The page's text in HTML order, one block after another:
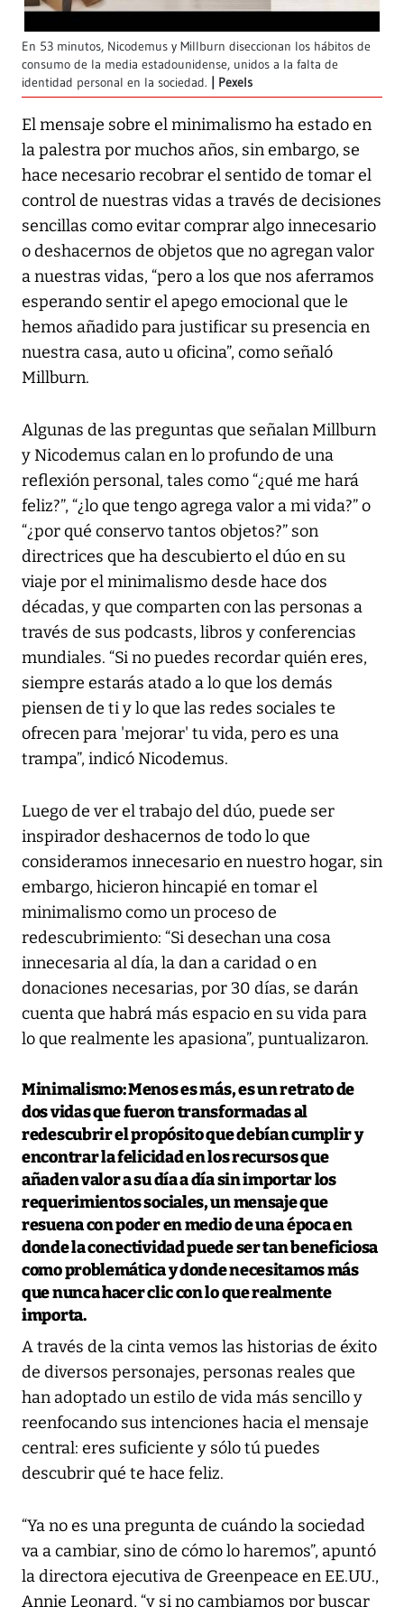
En 53 minutos, Nicodemus y Millburn diseccionan los hábitos de
consumo de la media estadounidense, unidos a la falta de
identidad personal en la sociedad.
Pexels
El mensaje sobre el minimalismo ha estado en
la palestra por muchos años, sin embargo, se
hace necesario recobrar el sentido de tomar el
control de nuestras vidas a través de decisiones
sencillas como evitar comprar algo innecesario
o deshacernos de objetos que no agregan valor
a nuestras vidas, “pero a los que nos aferramos
esperando sentir el apego emocional que le
hemos añadido para justificar su presencia en
nuestra casa, auto u oficina”, como señaló
Millburn.
Algunas de las preguntas que señalan Millburn
y Nicodemus calan en lo profundo de una
reflexión personal, tales como “¿qué me hará
feliz?”, “¿lo que tengo agrega valor a mi vida?” o
“¿por qué conservo tantos objetos?” son
directrices que ha descubierto el dúo en su
viaje por el minimalismo desde hace dos
décadas, y que comparten con las personas a
través de sus podcasts, libros y conferencias
mundiales. “Si no puedes recordar quién eres,
siempre estarás atado a lo que los demás
piensen de ti y lo que las redes sociales te
ofrecen para 'mejorar' tu vida, pero es una
trampa”, indicó Nicodemus.
Luego de ver el trabajo del dúo, puede ser
inspirador deshacernos de todo lo que
consideramos innecesario en nuestro hogar, sin
embargo, hicieron hincapié en tomar el
minimalismo como un proceso de
redescubrimiento: “Si desechan una cosa
innecesaria al día, la dan a caridad o en
donaciones necesarias, por 30 días, se darán
cuenta que habrá más espacio en su vida para
lo que realmente les apasiona”, puntualizaron.
Minimalismo: Menos es más, es un retrato de
dos vidas que fueron transformadas al
redescubrir el propósito que debían cumplir y
encontrar la felicidad en los recursos que
añaden valor a su día a día sin importar los
requerimientos sociales, un mensaje que
resuena con poder en medio de una época en
donde la conectividad puede ser tan beneficiosa
como problemática y donde necesitamos más
que nunca hacer clic con lo que realmente
importa.
A través de la cinta vemos las historias de éxito
de diversos personajes, personas reales que
han adoptado un estilo de vida más sencillo y
reenfocando sus intenciones hacia el mensaje
central: eres suficiente y sólo tú puedes
descubrir qué te hace feliz.
“Ya no es una pregunta de cuándo la sociedad
va a cambiar, sino de cómo lo haremos”, apuntó
la directora ejecutiva de Greenpeace en EE.UU.,
Annie Leonard, “y si no cambiamos por buscar